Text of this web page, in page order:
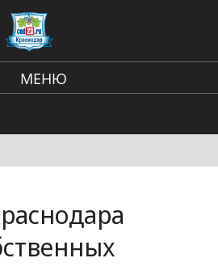
МЕНЮ
события